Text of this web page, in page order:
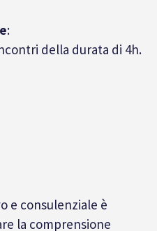
:
della durata di 4h.
e consulenziale è
la comprensione